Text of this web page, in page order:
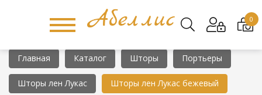
Главная Каталог Шторы Портьеры
Шторы лен Лукас Шторы лен Лукас бежевый
0